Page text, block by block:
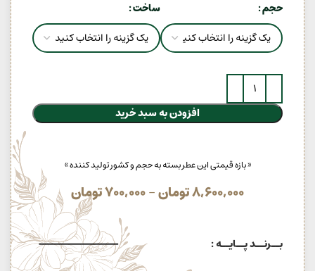
حجم ساخت
افزودن به سبد خرید
« بازه قیمتی این عطر بسته به حجم و کشور تولید کننده »
8,600,000تومان–
700,000تومان
بــرنــد پــایــه :